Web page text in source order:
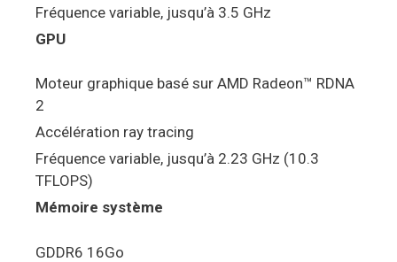
Fréquence variable, jusqu’à 3.5 GHz
GPU
Moteur graphique basé sur AMD Radeon™ RDNA
2
Accélération ray tracing
Fréquence variable, jusqu’à 2.23 GHz (10.3
TFLOPS)
Mémoire système
GDDR6 16Go